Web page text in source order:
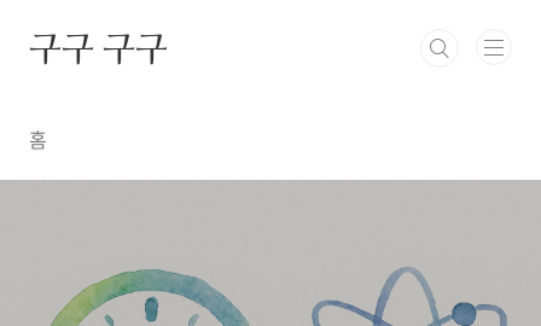
구구 구구
홈